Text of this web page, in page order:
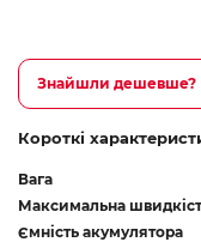
Знайшли дешевше?
Короткі
Вага
Максимальна
Ємність акумулятора